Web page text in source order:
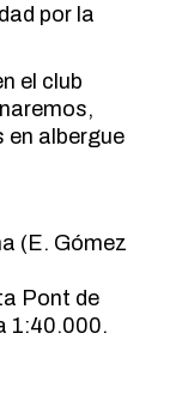
por la
el club
en albergue
(E. Gómez
Pont de
1:40.000.